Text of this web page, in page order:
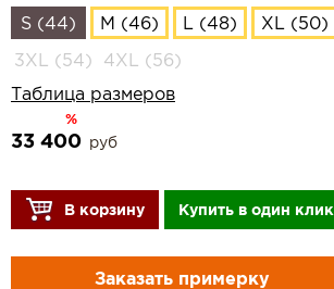
S (44)
M (46) L (48) XL (50)
3XL (54)
4XL (56)
Таблица размеров
%
33 400 руб
В корзину Купить в один клик
Заказать примерку